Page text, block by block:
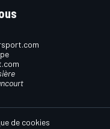
de cookies